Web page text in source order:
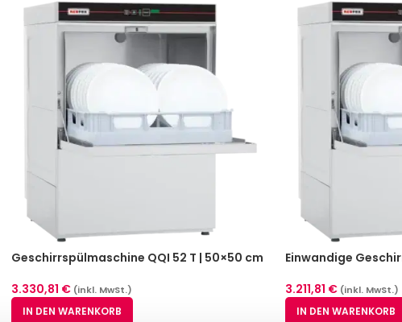
Geschirrspülmaschine QQI 52 T | 50×50 cm
3.330,81 € (inkl. MwSt.)
IN DEN WARENKORB
Einwandige
3.211,81 € (inkl. MwSt.)
IN DEN WARENKORB